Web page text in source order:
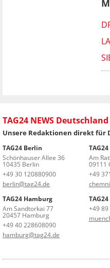
TAG24 NEWS
Unsere Redaktionen direkt für
TAG24 Berlin
Schönhauser Allee 36
10435 Berlin
+49 30 120880900
berlin@tag24.de
Am
09111
+49
TAG24 Hamburg
Am Sandtorkai 77
20457 Hamburg
+49 40 228608090
hamburg@tag24.de
+49